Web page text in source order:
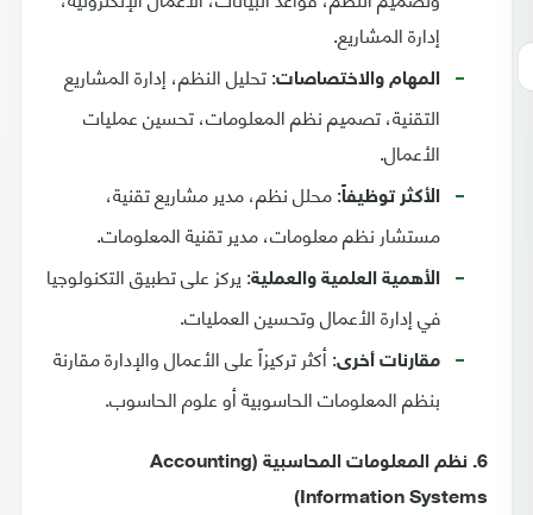
إدارة المشاريع.
المهام والاختصاصات: تحليل النظم، إدارة المشاريع
التقنية، تصميم نظم المعلومات، تحسين عمليات
الأعمال.
الأكثر توظيفاً: محلل نظم، مدير مشاريع تقنية،
مستشار نظم معلومات، مدير تقنية المعلومات.
الأهمية العلمية والعملية: يركز على تطبيق التكنولوجيا
في إدارة الأعمال وتحسين العمليات.
مقارنات أخرى: أكثر تركيزاً على الأعمال والإدارة مقارنة
بنظم المعلومات الحاسوبية أو علوم الحاسوب.
6. نظم المعلومات المحاسبية (Accounting
Information Systems)